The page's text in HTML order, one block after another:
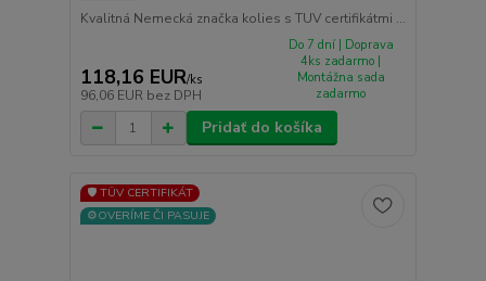
Kvalitná Nemecká značka kolies s TUV certifikátmi ...
118,16 EUR/ks
96,06 EUR bez DPH
Do 7 dní | Doprava
4ks zadarmo |
Montážna sada
zadarmo
Pridať do košíka
🛡️ TÜV CERTIFIKÁT
⚙️OVERÍME ČI PASUJE